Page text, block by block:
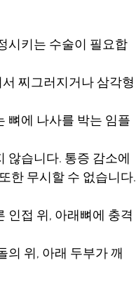
시키는 수술이 필요합
찌그러지거나 삼각형
뼈에 나사를 박는 임플
습니다. 통증 감소에
한 무시할 수 없습니다.
인접 위, 아래뼈에 충격
의 위, 아래 두부가 깨